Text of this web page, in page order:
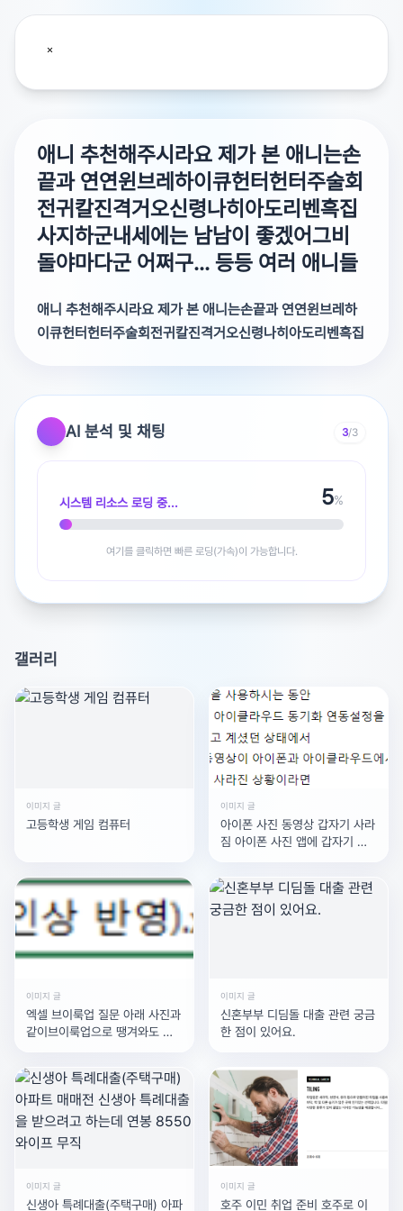
애니 추천해주시라요 제가 본 애니는손
끝과 연연윈브레하이큐헌터헌터주술회
전귀칼진격거오신령나히아도리벤흑집
사지하군내세에는 남남이 좋겠어그비
돌야마다군 어쩌구... 등등 여러 애니들
애니 추천해주시라요 제가 본 애니는손끝과 연연윈브레하
이큐헌터헌터주술회전귀칼진격거오신령나히아도리벤흑집
제가 본 애니는손끝과 연연윈브레하이큐헌터헌터주술회전
귀칼진격거오신령나히아도리벤흑집사지하군내세에는 남
이 봤는데로맨스, 고어, 액션 위주로 부탁드립니당..이세계
는 ×
도쿄 구울 데스 노트 사이코패스 추천해요 재미있게 보세
광고 [X]를 누르면 내용이 해제됩니다
AI 분석 및 채팅 3/3
시스템 리소스 로딩 중... 5%
여기를 클릭하면 빠른 로딩(가속)이 가능합니다.
갤러리
이미지 글
고등학생 게임 컴퓨터
이미지 글
아이폰 사진 동영상 갑자기 사라
짐 아이폰 사진 앱에 갑자기 사
요ㅠㅠ 최근 삭제된
이미지 글
엑셀 브이룩업 질문 아래 사진과
같이브이룩업으로 땡겨와도 값
??
이미지 글
신혼부부 디딤돌 대출 관련 궁금
한 점이 있어요.
이미지 글
신생아 특례대출(주택구매) 아파
이미지 글
호주 이민 취업 준비 호주로 이